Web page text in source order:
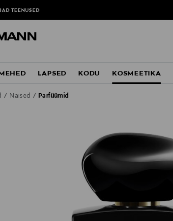
TEENUSED
LAPSED KODU KOSMEETIKA
Naised Parfüümid